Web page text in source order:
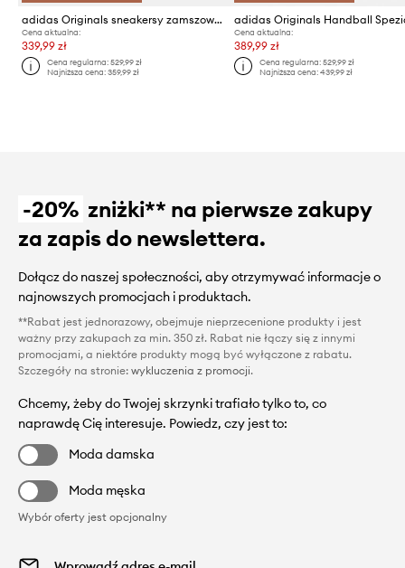
adidas Originals sneakersy zamszowe Gazelle Lo Pro
Cena aktualna:
339,99 zł
Cena regularna:529,99 zł
Najniższa cena:359,99 zł
Cena aktualna:
389,99 zł
Cena regularna: 529,99 zł
Najniższa cena: 439,99 zł
-20% zniżki** na pierwsze zakupy
za zapis do newslettera.
Dołącz do naszej społeczności, aby otrzymywać informacje o
najnowszych promocjach i produktach.
**Rabat jest jednorazowy, obejmuje nieprzecenione produkty i jest
ważny przy zakupach za min. 350 zł. Rabat nie łączy się z innymi
promocjami, a niektóre produkty mogą być wyłączone z rabatu.
Szczegóły na stronie: wykluczenia z promocji.
Chcemy, żeby do Twojej skrzynki trafiało tylko to, co
naprawdę Cię interesuje. Powiedz, czy jest to:
Moda damska
Moda męska
Wybór oferty jest opcjonalny